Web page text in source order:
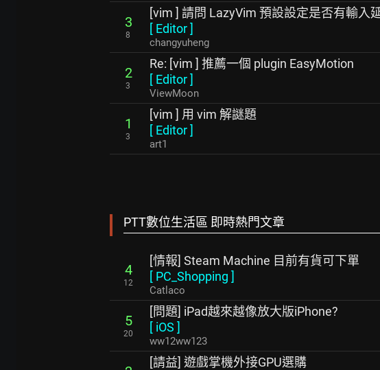
3
8
[vim ] 請問 LazyVim 預設設定是否有輸入
[ Editor]
changyuheng
2
3
Re: [vim ] 推薦一個 plugin EasyMotion
[ Editor]
ViewMoon
1
3
[vim ] 用 vim 解謎題
[ Editor]
art1
PTT數位生活區 即時熱門文章
4
12
[情報] Steam Machine 目前有貨可下單
[ PC_Shopping ]
Catlaco
5
20
[問題] iPad越來越像放大版iPhone?
[ iOS ]
ww12ww123
[請益] 遊戲掌機外接GPU選購